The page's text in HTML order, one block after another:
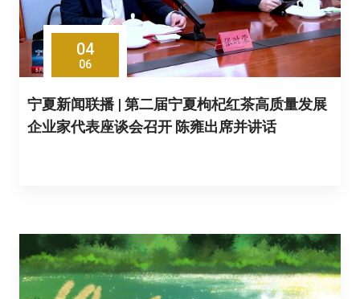
04
06
宁夏新闻联播 | 第二届宁夏枸杞红茶高质量发展
企业家代表座谈会召开 陈雍出席并讲话